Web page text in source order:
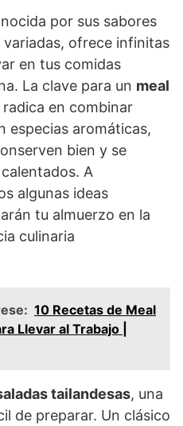
por sus sabores
ofrece infinitas
en tus comidas
La clave para un meal
en combinar
especias aromáticas,
bien y se
A
algunas ideas
tu almuerzo en la
culinaria
10 Recetas de Meal
Llevar al Trabajo |
tailandesas, una
de preparar. Un clásico